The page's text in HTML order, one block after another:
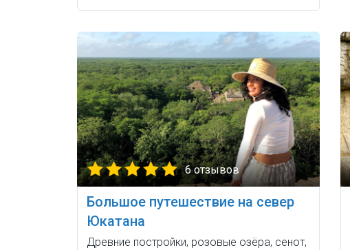
6 отзывов
Большое путешествие на север
Юкатана
Древние постройки, розовые озёра, сенот,